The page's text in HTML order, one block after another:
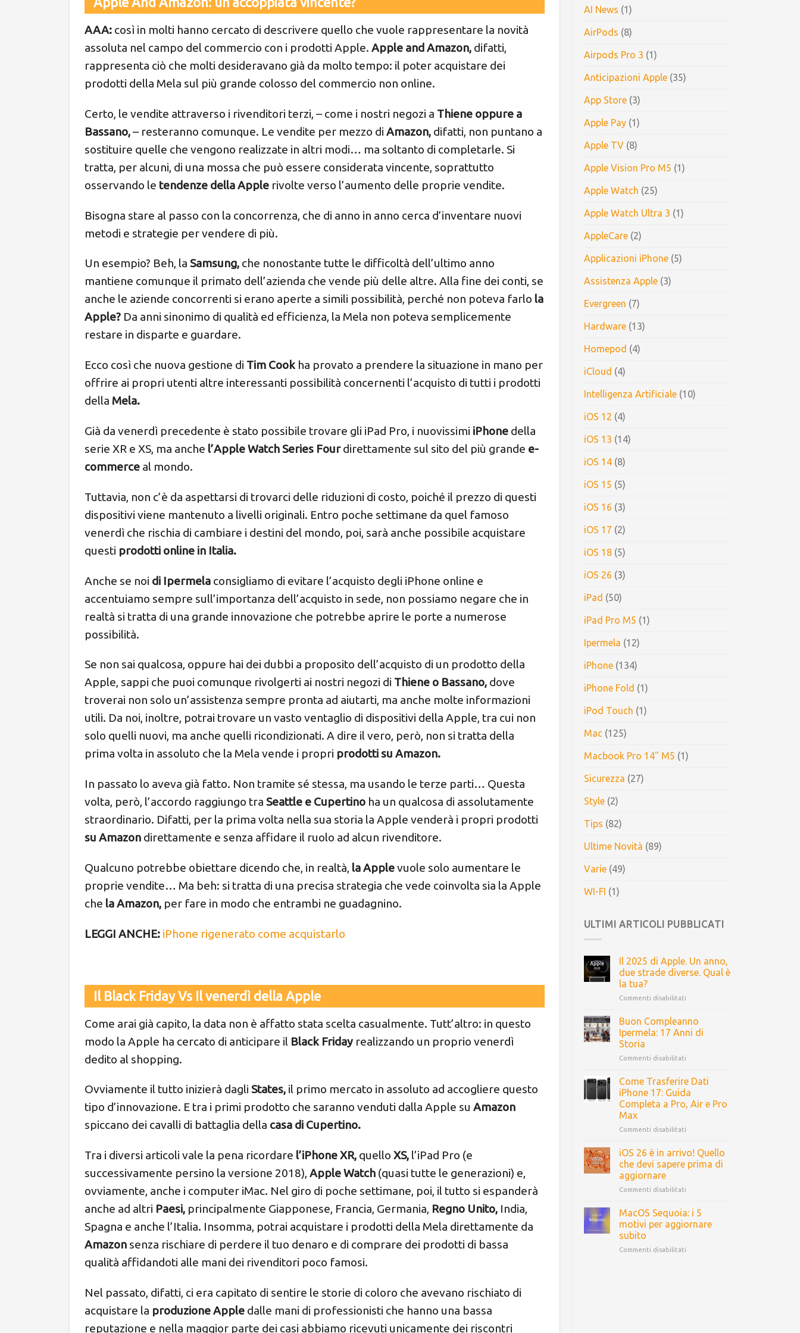
AAA: così in molti hanno cercato di descrivere quello che vuole rappresentare la novità
assoluta nel campo del commercio con i prodotti Apple. Apple and Amazon, difatti,
rappresenta ciò che molti desideravano già da molto tempo: il poter acquistare dei
prodotti della Mela sul più grande colosso del commercio non online.
Certo, le vendite attraverso i rivenditori terzi, – come i nostri negozi a Thiene oppure a
Bassano,– resteranno comunque. Le vendite per mezzo di Amazon, difatti, non puntano a
sostituire quelle che vengono realizzate in altri modi… ma soltanto di completarle. Si
tratta, per alcuni, di una mossa che può essere considerata vincente, soprattutto
osservando le tendenze della Apple rivolte verso l’aumento delle proprie vendite.
Bisogna stare al passo con la concorrenza, che di anno in anno cerca d’inventare nuovi
metodi e strategie per vendere di più.
Un esempio? Beh, la Samsung, che nonostante tutte le difficoltà dell’ultimo anno
mantiene comunque il primato dell’azienda che vende più delle altre. Alla fine dei conti, se
anche le aziende concorrenti si erano aperte a simili possibilità, perché non poteva farlo la
Apple? Da anni sinonimo di qualità ed efficienza, la Mela non poteva semplicemente
restare in disparte e guardare.
Ecco così che nuova gestione di Tim Cook ha provato a prendere la situazione in mano per
offrire ai propri utenti altre interessanti possibilità concernenti l’acquisto di tutti i prodotti
della Mela.
Già da venerdì precedente è stato possibile trovare gli iPad Pro, i nuovissimi iPhone della
serie XR e XS, ma anche l’Apple Watch Series Fourdirettamente sul sito del più grande e-
commerce al mondo.
Tuttavia, non c’è da aspettarsi di trovarci delle riduzioni di costo, poiché il prezzo di questi
dispositivi viene mantenuto a livelli originali. Entro poche settimane da quel famoso
venerdì che rischia di cambiare i destini del mondo, poi, sarà anche possibile acquistare
questi prodotti online in Italia.
Anche se noi di Ipermela consigliamo di evitare l’acquisto degli iPhone online e
accentuiamo sempre sull’importanza dell’acquisto in sede, non possiamo negare che in
realtà si tratta di una grande innovazione che potrebbe aprire le porte a numerose
possibilità.
Se non sai qualcosa, oppure hai dei dubbi a proposito dell’acquisto di un prodotto della
Apple, sappi che puoi comunque rivolgerti ai nostri negozi di Thiene o Bassano, dove
troverai non solo un’assistenza sempre pronta ad aiutarti, ma anche molte informazioni
utili. Da noi, inoltre, potrai trovare un vasto ventaglio di dispositivi della Apple, tra cui non
solo quelli nuovi, ma anche quelli ricondizionati. A dire il vero, però, non si tratta della
prima volta in assoluto che la Mela vende i propri prodotti su Amazon.
In passato lo aveva già fatto. Non tramite sé stessa, ma usando le terze parti… Questa
volta, però, l’accordo raggiungo tra Seattle e Cupertino ha un qualcosa di assolutamente
straordinario. Difatti, per la prima volta nella sua storia la Apple venderà i propri prodotti
su Amazon direttamente e senza affidare il ruolo ad alcun rivenditore.
Qualcuno potrebbe obiettare dicendo che, in realtà, la Applevuole solo aumentare le
proprie vendite… Ma beh: si tratta di una precisa strategia che vede coinvolta sia la Apple
che la Amazon, per fare in modo che entrambi ne guadagnino.
LEGGI ANCHE: iPhone rigenerato come acquistarlo
Il Black Friday Vs Il venerdì della Apple
Come arai già capito, la data non è affatto stata scelta casualmente. Tutt’altro: in questo
modo la Apple ha cercato di anticipare il Black Friday realizzando un proprio venerdì
dedito al shopping.
Ovviamente il tutto inizierà dagli States, il primo mercato in assoluto ad accogliere questo
tipo d’innovazione. E tra i primi prodotto che saranno venduti dalla Apple su Amazon
spiccano dei cavalli di battaglia della casa di Cupertino.
Tra i diversi articoli vale la pena ricordare l’iPhone XR, quello XS, l’iPad Pro (e
successivamente persino la versione 2018), Apple Watch (quasi tutte le generazioni) e,
ovviamente, anche i computer iMac. Nel giro di poche settimane, poi, il tutto si espanderà
anche ad altri Paesi, principalmente Giapponese, Francia, Germania, Regno Unito, India,
Spagna e anche l’Italia. Insomma, potrai acquistare i prodotti della Mela direttamente da
Amazon senza rischiare di perdere il tuo denaro e di comprare dei prodotti di bassa
qualità affidandoti alle mani dei rivenditori poco famosi.
Nel passato, difatti, ci era capitato di sentire le storie di coloro che avevano rischiato di
acquistare la produzione Apple dalle mani di professionisti che hanno una bassa
reputazione e nella maggior parte dei casi abbiamo ricevuti unicamente dei riscontri
AI News (1)
AirPods (8)
Airpods Pro 3 (1)
Anticipazioni Apple(35)
App Store(3)
Apple Pay(1)
Apple TV(8)
Apple Vision Pro M5 (1)
Apple Watch (25)
Apple Watch Ultra 3 (1)
AppleCare(2)
Applicazioni iPhone(5)
Assistenza Apple(3)
Evergreen (7)
Hardware(13)
Homepod (4)
iCloud (4)
Intelligenza Artificiale(10)
iOS 12 (4)
iOS 13 (14)
iOS 14(8)
iOS 15 (5)
iOS 16 (3)
iOS 17 (2)
iOS 18(5)
iOS 26 (3)
iPad (50)
iPad Pro M5 (1)
Ipermela (12)
iPhone(134)
iPhone Fold (1)
iPod Touch (1)
Mac(125)
Macbook Pro 14" M5 (1)
Sicurezza (27)
Style(2)
Tips (82)
Ultime Novità (89)
Varie(49)
WI-FI (1)
ULTIMI ARTICOLI PUBBLICATI
Il 2025 di Apple. Un anno,
due strade diverse. Qual è
la tua?
Commenti disabilitati
Buon Compleanno
Ipermela: 17 Anni di
Storia
Commenti disabilitati
Come Trasferire Dati
iPhone 17: Guida
Completa a Pro, Air e Pro
Max
Commenti disabilitati
iOS 26 è in arrivo! Quello
che devi sapere prima di
aggiornare
Commenti disabilitati
MacOS Sequoia: i 5
motivi per aggiornare
subito
Commenti disabilitati